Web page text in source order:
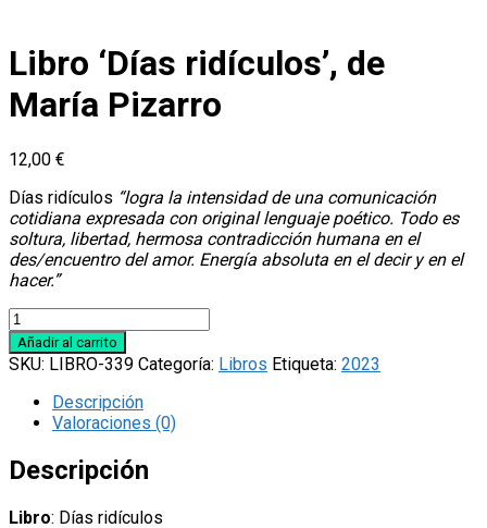
Libro ‘Días ridículos’, de
María Pizarro
12,00 €
Días ridículos “logra la intensidad de una comunicación
cotidiana expresada con original lenguaje poético. Todo es
soltura, libertad, hermosa contradicción humana en el
des/encuentro del amor. Energía absoluta en el decir y en el
hacer.”
Libro
'Días
ridículos',
María
Pizarro
Añadir al carrito
SKU: LIBRO-339 Categoría: Libros Etiqueta: 2023
Descripción
Valoraciones (0)
Descripción
Libro: Días ridículos